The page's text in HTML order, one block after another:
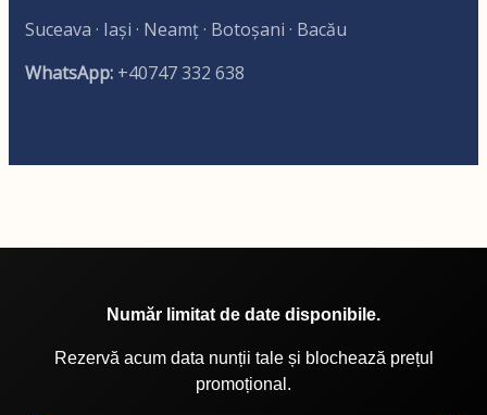
Suceava · Iași · Neamț · Botoșani · Bacău
WhatsApp: +40747 332 638
Număr limitat de date disponibile.
Rezervă acum data nunții tale și blochează prețul
promoțional.